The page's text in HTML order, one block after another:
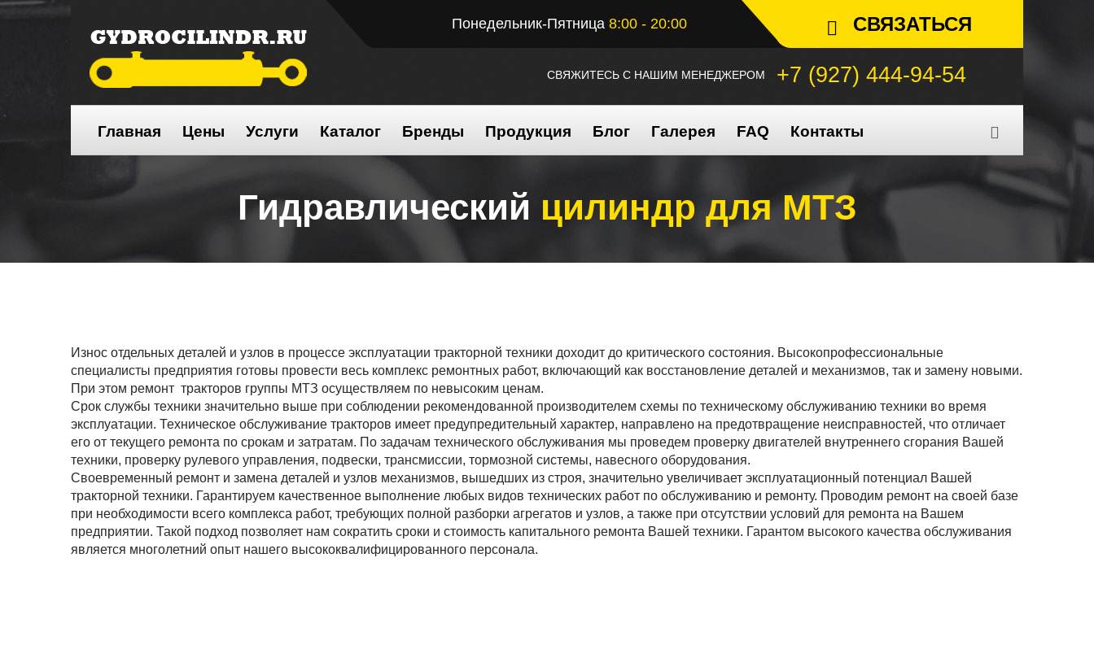
Понедельник-Пятница 8:00 - 20:00 СВЯЗАТЬСЯ
СВЯЖИТЕСЬ С НАШИМ МЕНЕДЖЕРОМ +7 (927) 444-94-54
Главная Цены Услуги Каталог Бренды Продукция Блог Галерея FAQ Контакты
Гидравлический цилиндр для МТЗ
Износ отдельных деталей и узлов в процессе эксплуатации тракторной техники доходит до критического состояния. Высокопрофессиональные
специалисты предприятия готовы провести весь комплекс ремонтных работ, включающий как восстановление деталей и механизмов, так и замену новыми.
При этом ремонт тракторов группы МТЗ осуществляем по невысоким ценам.
Срок службы техники значительно выше при соблюдении рекомендованной производителем схемы по техническому обслуживанию техники во время
эксплуатации. Техническое обслуживание тракторов имеет предупредительный характер, направлено на предотвращение неисправностей, что отличает
его от текущего ремонта по срокам и затратам. По задачам технического обслуживания мы проведем проверку двигателей внутреннего сгорания Вашей
техники, проверку рулевого управления, подвески, трансмиссии, тормозной системы, навесного оборудования.
Своевременный ремонт и замена деталей и узлов механизмов, вышедших из строя, значительно увеличивает эксплуатационный потенциал Вашей
тракторной техники. Гарантируем качественное выполнение любых видов технических работ по обслуживанию и ремонту. Проводим ремонт на своей базе
при необходимости всего комплекса работ, требующих полной разборки агрегатов и узлов, а также при отсутствии условий для ремонта на Вашем
предприятии. Такой подход позволяет нам сократить сроки и стоимость капитального ремонта Вашей техники. Гарантом высокого качества обслуживания
является многолетний опыт нашего высококвалифицированного персонала.